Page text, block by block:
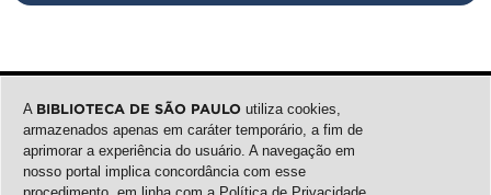
A BIBLIOTECA DE SÃO PAULO utiliza cookies,
armazenados apenas em caráter temporário, a fim de
aprimorar a experiência do usuário. A navegação em
nosso portal implica concordância com esse